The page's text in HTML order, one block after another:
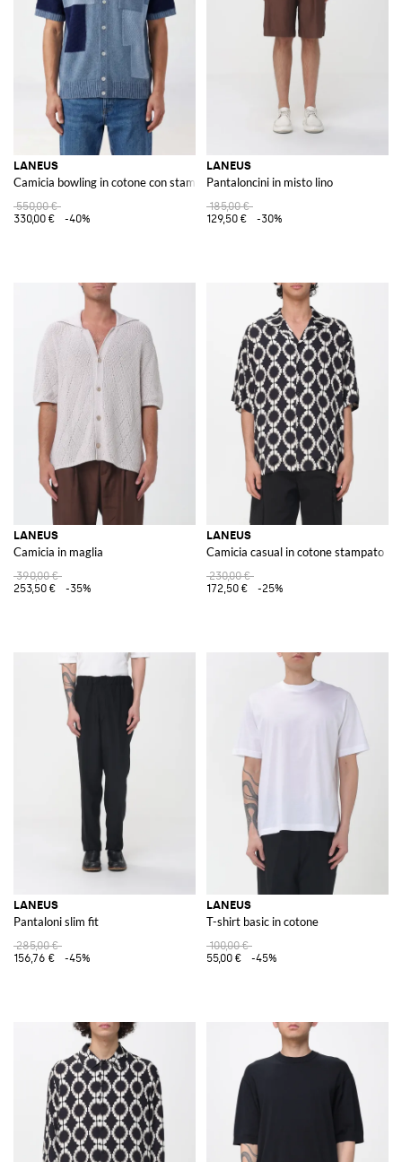
combinare eleganza e praticità.
Scoprite l'intera collezione del brand su GIGLIO.COM e lasciatevi ispirare
dalla nostra selezione per il vostro prossimo acquisto online.
LANEUS
Camicia bowling in cotone con stampa patchwork e fondo elasticizzato
550,00 €
330,00 €
-40%
LANEUS
Pantaloncini in misto lino
185,00 €
129,50 €
-30%
LANEUS
Camicia in maglia
390,00 €
253,50 €
-35%
LANEUS
Camicia casual in cotone stampato
230,00 €
172,50 €
-25%
LANEUS
Pantaloni slim fit
285,00 €
156,76 €
-45%
LANEUS
T-shirt basic in cotone
100,00 €
55,00 €
-45%